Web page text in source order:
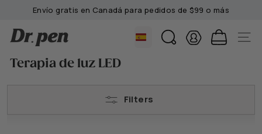
contenido
presentación
Envío gratis en Canadá para pedidos de $99 o más
D
P
BUSCAR
Terapia de luz LED
Filters